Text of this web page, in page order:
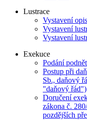
Lustrace
Vystavení
Vystavení
Vystavení
Exekuce
Podání
Postup při
Sb., daňový
"daňový řád")
Doručení
zákona č.
pozdějších